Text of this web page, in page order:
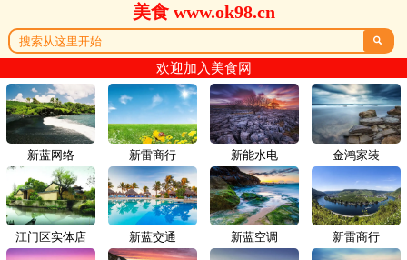
美食 www.ok98.cn

欢迎加入美食网
新蓝网络 新雷商行
江门区实体店 新蓝交通
新能水电 金鸿家装
新蓝空调 新雷商行